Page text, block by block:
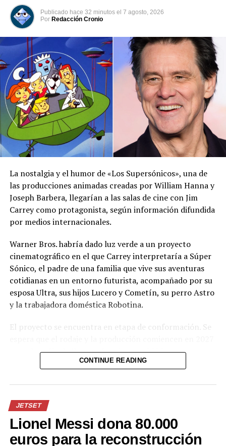
DON'T MISS
Selena Gomez y su emotiva respuesta tras las críticas
sobre su cuerpo en bikini
Publicado hace 32 minutos el 7 agosto, 2026
Por Redacción Cronio
La nostalgia y el humor de «Los Supersónicos», una de
las producciones animadas creadas por William Hanna y
Joseph Barbera, llegarían a las salas de cine con Jim
Carrey como protagonista, según información difundida
por medios internacionales.
Warner Bros. habría dado luz verde a un proyecto
cinematográfico en el que Carrey interpretaría a Súper
Sónico, el padre de una familia que vive sus aventuras
cotidianas en un entorno futurista, acompañado por su
esposa Ultra, sus hijos Lucero y Cometín, su perro Astro
y la trabajadora doméstica Robotina.
El proyecto se encuentra en etapa de conformación. Se
y que la película llegue a los cines en 2028, aunque
todavía no existe un calendario oficial. El resto del
definido por la productora.
La iniciativa busca llevar nuevamente a la pantalla
grande este clásico de la animación, que alcanzó gran
popularidad junto con otras producciones como «Los
CONTINUE READING
JETSET
Lionel Messi dona 80.000
euros para la reconstrucción